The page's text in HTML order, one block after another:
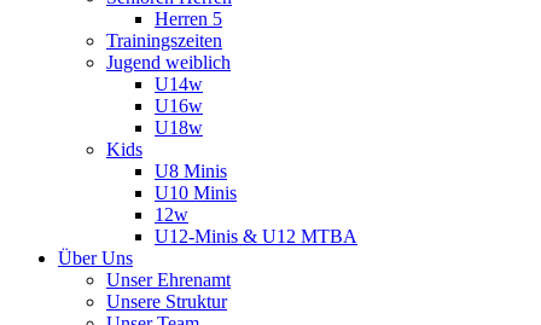
Herren 5
Trainingszeiten
Jugend weiblich
U14w
U16w
U18w
Kids
U8 Minis
U10 Minis
12w
U12-Minis & U12 MTBA
Über Uns
Unser Ehrenamt
Unsere Struktur